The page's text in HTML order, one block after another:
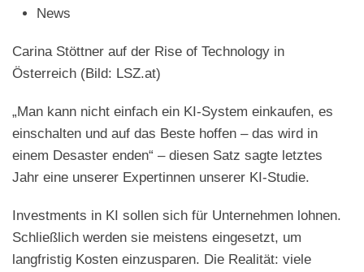
News
Carina Stöttner auf der Rise of Technology in
Österreich (Bild: LSZ.at)
„Man kann nicht einfach ein KI-System einkaufen, es
einschalten und auf das Beste hoffen – das wird in
einem Desaster enden“ – diesen Satz sagte letztes
Jahr eine unserer Expertinnen unserer KI-Studie.
Investments in KI sollen sich für Unternehmen lohnen.
Schließlich werden sie meistens eingesetzt, um
langfristig Kosten einzusparen. Die Realität: viele